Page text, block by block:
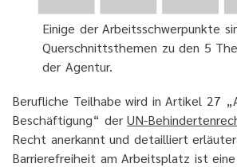
Einige der Arbeitsschwerpunkte
Querschnittsthemen zu den 5
der Agentur.
Berufliche Teilhabe wird in Artikel 27
Beschäftigung“ derUN-
Recht anerkannt und detailliert
Barrierefreiheit am Arbeitsplatz ist